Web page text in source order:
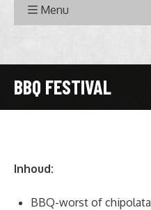
Menu
BBQ FESTIVAL
Inhoud:
BBQ-worst of chipolata